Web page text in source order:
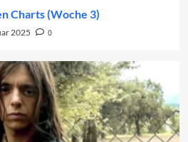
Charts (Woche 3)
2025 0